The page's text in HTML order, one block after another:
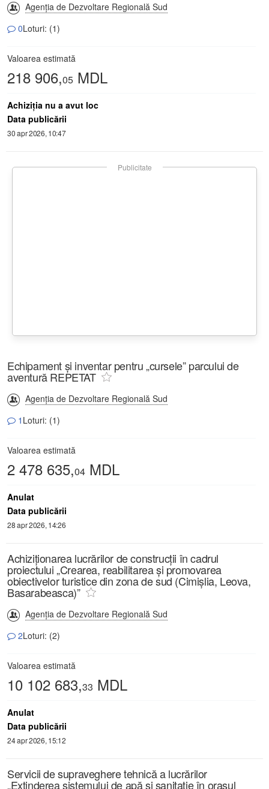
Agenția de Dezvoltare Regională Sud
0Loturi: (1)
Valoarea estimată
218 906,05 MDL
Achiziţia nu a avut loc
Data publicării
30 apr 2026, 10:47
Publicitate
Echipament și inventar pentru „cursele” parcului de
aventură REPETAT
Agenția de Dezvoltare Regională Sud
1 Loturi: (1)
Valoarea estimată
2 478 635,04 MDL
Anulat
Data publicării
28 apr 2026, 14:26
Achiziționarea lucrărilor de construcții în cadrul
proiectului „Crearea, reabilitarea și promovarea
obiectivelor turistice din zona de sud (Cimișlia, Leova,
Basarabeasca)”
Agenția de Dezvoltare Regională Sud
2Loturi: (2)
Valoarea estimată
10 102 683,33 MDL
Anulat
Data publicării
24 apr 2026, 15:12
Servicii de supraveghere tehnică a lucrărilor
„Extinderea sistemului de apă și sanitație în orașul